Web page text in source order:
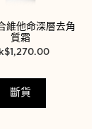
維他命深層去角
質霜
$ 1,270.00
斷貨